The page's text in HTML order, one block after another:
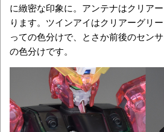
に緻密な印象に。アンテナはクリア
ります。ツインアイはクリアーグリ
っての色分けで、とさか前後のセン
の色分けです。